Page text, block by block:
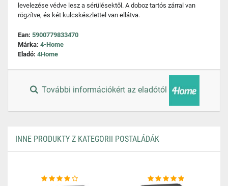
levelezése védve lesz a sérülésektől. A doboz tartós zárral van
rögzítve, és két kulcskészlettel van ellátva.
Ean: 5900779833470
Márka: 4-Home
Eladó: 4Home
További információkért az eladótól
INNE PRODUKTY Z KATEGORII POSTALÁDÁK